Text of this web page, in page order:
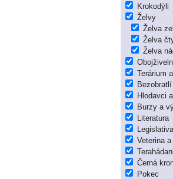
Krokodýli
Želvy
Želva
Želva
Želva
Terárium
Bezobratlí
Hlodavci
Burzy a
Literatura
Legislativa
Veterina
Černá
Pokec